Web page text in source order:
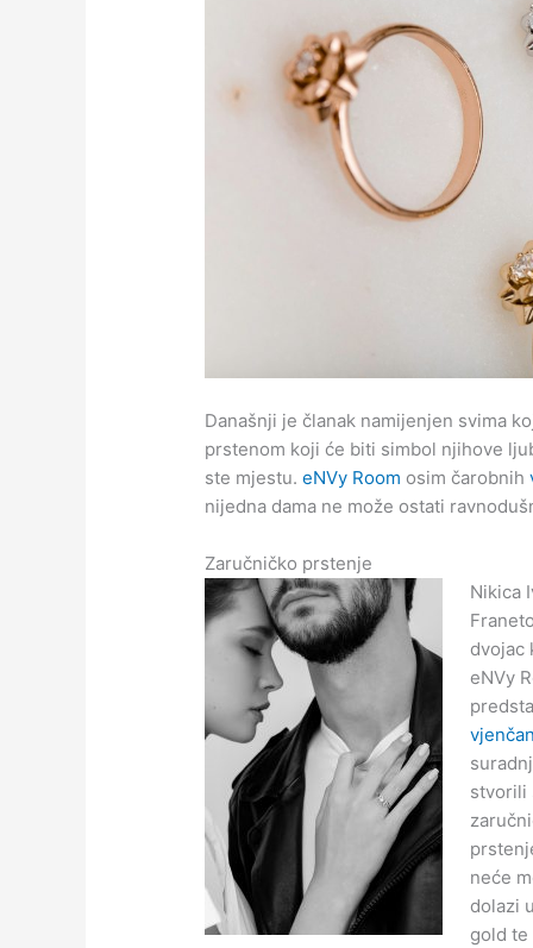
Današnji je članak namijenjen svima
prstenom koji će biti simbol njihove
ste mjestu.eNVy Room osim čarobnih
nijedna dama ne može ostati
Zaručničko prstenje
Nikica
dvojac
eNVy
stvorili
neće
dolazi
gold te